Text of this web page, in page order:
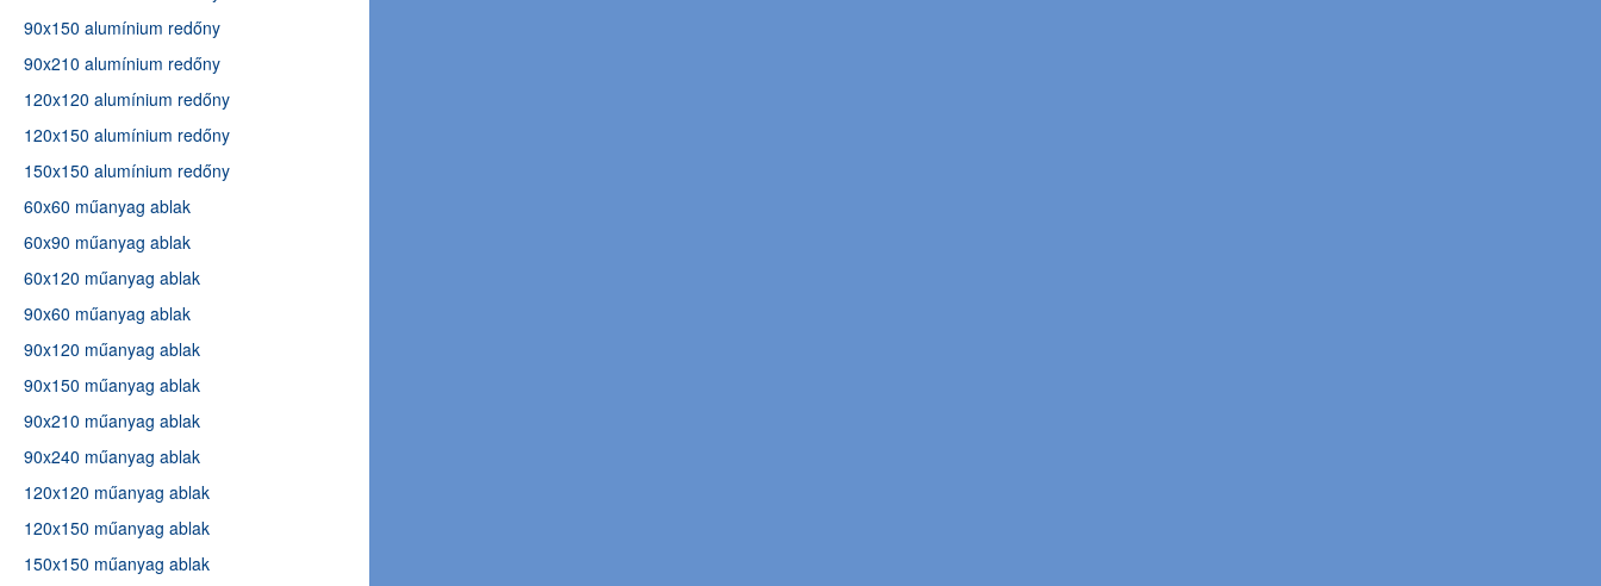
90x150 alumínium redőny
90x210 alumínium redőny
120x120 alumínium redőny
120x150 alumínium redőny
150x150 alumínium redőny
60x60 műanyag ablak
60x90 műanyag ablak
60x120 műanyag ablak
90x60 műanyag ablak
90x120 műanyag ablak
90x150 műanyag ablak
90x210 műanyag ablak
90x240 műanyag ablak
120x120 műanyag ablak
120x150 műanyag ablak
150x150 műanyag ablak